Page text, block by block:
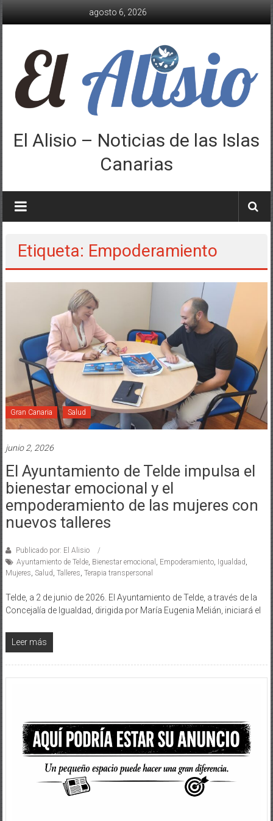
agosto 6, 2026
El Alisio – Noticias de las Islas
Canarias
Etiqueta: Empoderamiento
Gran Canaria Salud
junio 2, 2026
El Ayuntamiento de Telde impulsa el
bienestar emocional y el
empoderamiento de las mujeres con
nuevos talleres
Publicado por: El Alisio
Ayuntamiento de Telde, Bienestar emocional Empoderamiento, Igualdad
Mujeres Salud Talleres Terapia transpersonal
Telde, a 2 de junio de 2026. El Ayuntamiento de Telde, a través de la
Concejalía de Igualdad, dirigida por María Eugenia Melián, iniciará el
Leer más